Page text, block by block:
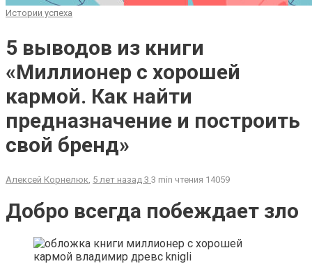
Истории успеха
5 выводов из книги
«Миллионер с хорошей
кармой. Как найти
предназначение и построить
свой бренд»
Алексей Корнелюк 5 лет назад 3 3 min чтения 14059
Добро всегда побеждает зло